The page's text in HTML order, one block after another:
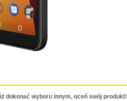
dokonać wyboru innym, oceń swój produkt!